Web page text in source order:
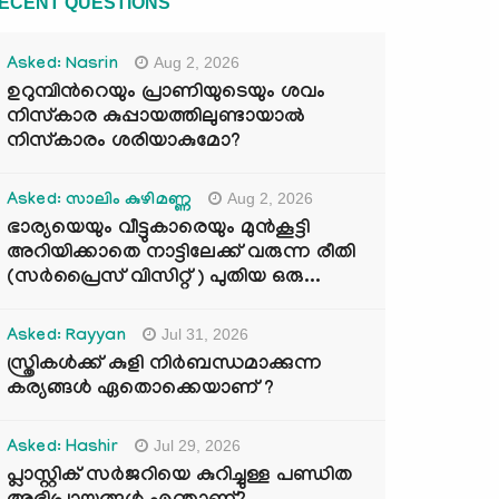
Asked: Nasrin Aug 2, 2026
ഉറുമ്പിന്‍റെയും പ്രാണിയുടെയും ശവം
നിസ്കാര കുപ്പായത്തിലുണ്ടായാൽ
നിസ്കാരം ശരിയാകുമോ?
Asked: സാലിം കുഴിമണ്ണ Aug 2, 2026
ഭാര്യയെയും വീട്ടുകാരെയും മുൻകൂട്ടി
അറിയിക്കാതെ നാട്ടിലേക്ക് വരുന്ന രീതി
(സർപ്രൈസ് വിസിറ്റ് ) പുതിയ ഒരു...
Asked: Rayyan Jul 31, 2026
സ്ത്രികൾക്ക് കുളി നിർബന്ധമാക്കുന്ന
കര്യങ്ങൾ ഏതൊക്കെയാണ് ?
Asked: Hashir Jul 29, 2026
പ്ലാസ്റ്റിക് സർജറിയെ കുറിച്ചുള്ള പണ്ഡിത